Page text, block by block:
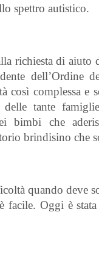
spettro autistico.
richiesta di
dell’Ordine
così complessa
tante
bimbi che
brindisino che
quando deve
facile. Oggi è